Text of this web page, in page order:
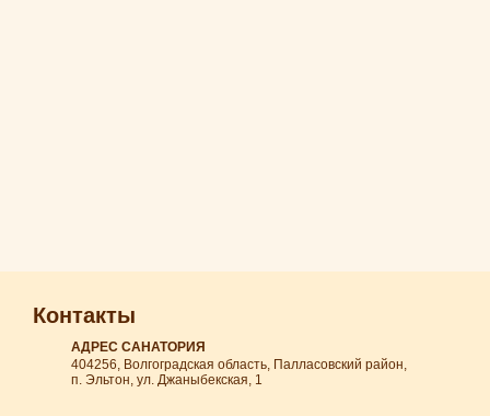
Контакты
АДРЕС САНАТОРИЯ
404256, Волгоградская область, Палласовский район,
п. Эльтон, ул. Джаныбекская, 1